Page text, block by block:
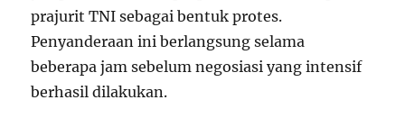
prajurit TNI sebagai bentuk protes.
Penyanderaan ini berlangsung selama
beberapa jam sebelum negosiasi yang intensif
berhasil dilakukan.